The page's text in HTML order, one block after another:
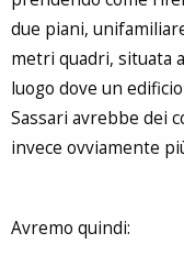
due piani,
metri quadri, situata
luogo dove un
Sassari avrebbe dei
invece ovviamente
Avremo quindi: